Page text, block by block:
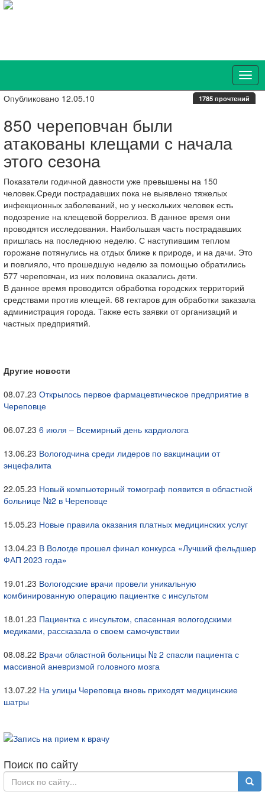
Опубликовано 12.05.10 1785 прочтений
850 череповчан были
атакованы клещами с начала
этого сезона
Показатели годичной давности уже превышены на 150
человек.Среди пострадавших пока не выявлено тяжелых
инфекционных заболеваний, но у нескольких человек есть
подозрение на клещевой боррелиоз. В данное время они
проводятся исследования. Наибольшая часть пострадавших
пришлась на последнюю неделю. С наступившим теплом
горожане потянулись на отдых ближе к природе, и на дачи. Это
и повлияло, что прошедшую неделю за помощью обратились
577 череповчан, из них половина оказались дети.
В данное время проводится обработка городских территорий
средствами против клещей. 68 гектаров для обработки заказала
администрация города. Также есть заявки от организаций и
частных предприятий.
Другие новости
08.07.23 Открылось первое фармацевтическое предприятие в
Череповце
06.07.23 6 июля – Всемирный день кардиолога
13.06.23 Вологодчина среди лидеров по вакцинации от
энцефалита
22.05.23 Новый компьютерный томограф появится в областной
больнице №2 в Череповце
15.05.23 Новые правила оказания платных медицинских услуг
13.04.23 В Вологде прошел финал конкурса «Лучший фельдшер
ФАП 2023 года»
19.01.23 Вологодские врачи провели уникальную
комбинированную операцию пациентке с инсультом
18.01.23 Пациентка с инсультом, спасенная вологодскими
медиками, рассказала о своем самочувствии
08.08.22 Врачи областной больницы № 2 спасли пациента с
массивной аневризмой головного мозга
13.07.22 На улицы Череповца вновь приходят медицинские
шатры
Поиск по сайту